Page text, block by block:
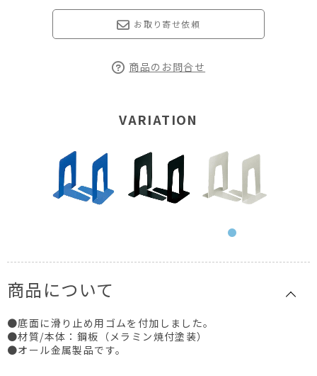
お取り寄せ依頼
商品のお問合せ
VARIATION
商品について
●底面に滑り止め用ゴムを付加しました。
●材質/本体：鋼板（メラミン焼付塗装）
●オール金属製品です。